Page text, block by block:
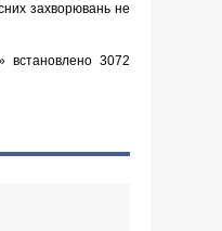
захворювань не
встановлено 3072